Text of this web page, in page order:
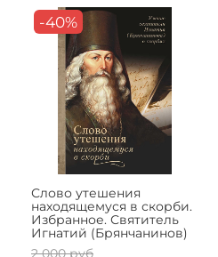
-40%
Слово утешения
находящемуся в скорби.
Избранное. Святитель
Игнатий (Брянчанинов)
2 000 руб